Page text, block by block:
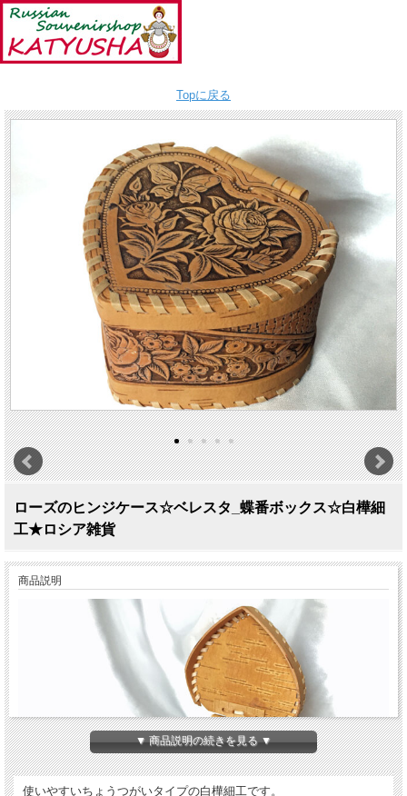
Topに戻る
ローズのヒンジケース☆ベレスタ_蝶番ボックス☆白樺細
工★ロシア雑貨
商品説明
▼ 商品説明の続きを見る ▼
使いやすいちょうつがいタイプの白樺細工です。